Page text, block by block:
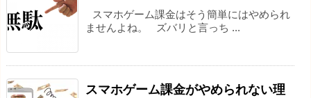
スマホゲーム課金はそう簡単にはやめられ
ませんよね。 ズバリと言っち ...
スマホゲーム課金がやめられない理